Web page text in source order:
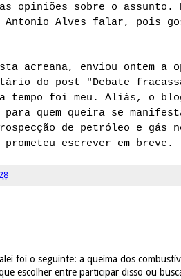
opiniões sobre o assunto.
Antonio Alves falar, pois
acreana, enviou ontem a
do post "Debate
tempo foi meu. Aliás, o
quem queira se
de petróleo e gás
escrever em breve.
foi o seguinte: a queima dos
escolher entre participar disso ou